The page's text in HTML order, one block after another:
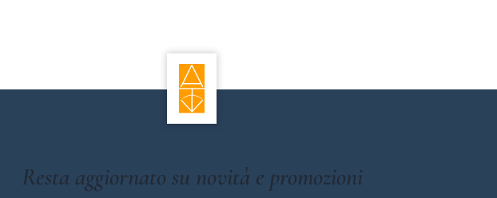
Resta aggiornato su novità e promozioni